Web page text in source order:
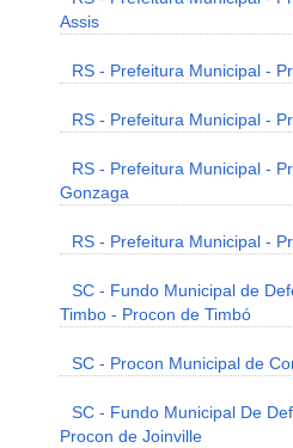
Assis
RS - Prefeitura Municipal -
RS - Prefeitura Municipal -
RS - Prefeitura Municipal -
Gonzaga
RS - Prefeitura Municipal -
SC - Fundo Municipal de
Timbo - Procon de Timbó
SC - Procon Municipal de
SC - Fundo Municipal De
Procon de Joinville